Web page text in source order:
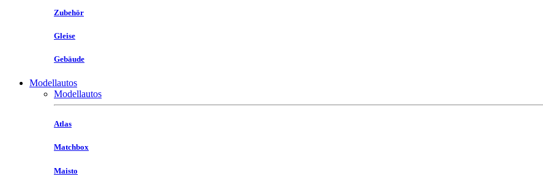
Zubehör
Gleise
Gebäude
Modellautos
Modellautos
Atlas
Matchbox
Maisto